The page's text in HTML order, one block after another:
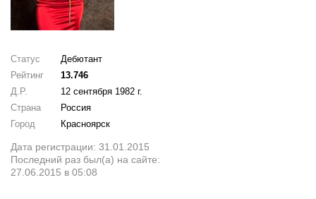
Статус
Дебютант
Рейтинг
13.746
Д.Р.
12 сентября 1982 г.
Страна
Россия
Город
Красноярск
Дата регистрации: 31.01.2015
Последний раз был(а) на сайте:
27.06.2015 в 05:08